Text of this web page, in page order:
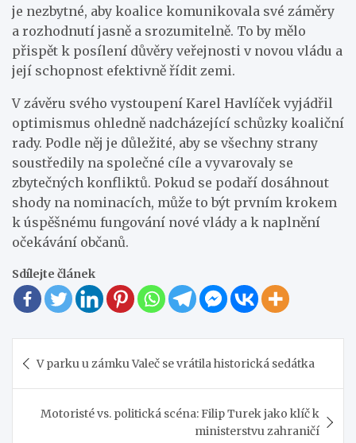
je nezbytné, aby koalice komunikovala své záměry
a rozhodnutí jasně a srozumitelně. To by mělo
přispět k posílení důvěry veřejnosti v novou vládu a
její schopnost efektivně řídit zemi.
V závěru svého vystoupení Karel Havlíček vyjádřil
optimismus ohledně nadcházející schůzky koaliční
rady. Podle něj je důležité, aby se všechny strany
soustředily na společné cíle a vyvarovaly se
zbytečných konfliktů. Pokud se podaří dosáhnout
shody na nominacích, může to být prvním krokem
k úspěšnému fungování nové vlády a k naplnění
očekávání občanů.
Sdílejte článek
proV parku u zámku Valeč se vrátila historická sedátka
Motoristé vs. politická scéna: Filip Turek jako klíč k
ministerstvu zahraničí